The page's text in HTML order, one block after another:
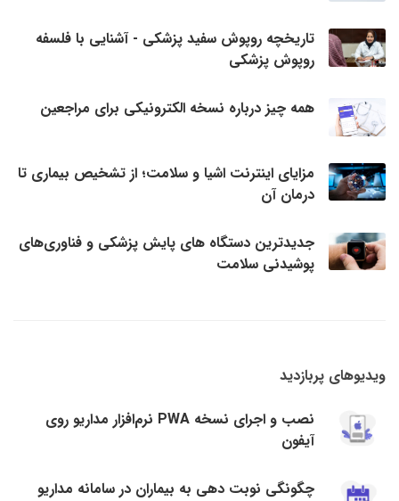
تاریخچه روپوش سفید پزشکی - آشنایی با فلسفه
روپوش پزشکی
همه چیز درباره نسخه الکترونیکی برای مراجعین
مزایای اینترنت اشیا و سلامت؛ از تشخیص بیماری تا
درمان آن
جدیدترین دستگاه های پایش پزشکی و فناوری‌های
پوشیدنی سلامت
ویدیوهای پربازدید
نصب و اجرای نسخه PWA نرم‌افزار مداریو روی
آیفون
چگونگی نوبت دهی به بیماران در سامانه مداریو